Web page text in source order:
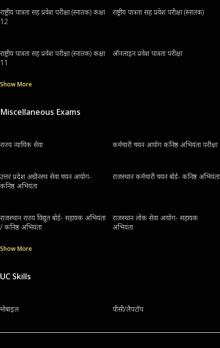
राष्ट्रीय पात्रता सह प्रवेश परीक्षा (स्नातक) कक्षा
12
राष्ट्रीय पात्रता सह प्रवेश परीक्षा (स्नातक)
राष्ट्रीय पात्रता सह प्रवेश परीक्षा (स्नातक) कक्षा
11
ऑनलाइन प्रवेश पात्रता परीक्षा
Show More
Miscellaneous Exams
राज्य न्यायिक सेवा कर्मचारी चयन आयोग कनिष्ठ अभियंता परीक्षा
उत्तर प्रदेश अधीनस्थ सेवा चयन आयोग-
कनिष्ठ अभियंता
राजस्थान कर्मचारी चयन बोर्ड- कनिष्ठ अभियंता
राजस्थान राज्य विद्युत बोर्ड- सहायक अभियंता
/ कनिष्ठ अभियंता
राजस्थान लोक सेवा आयोग- सहायक
अभियंता
Show More
UC Skills
मोबाइल पीसी/लैपटॉप